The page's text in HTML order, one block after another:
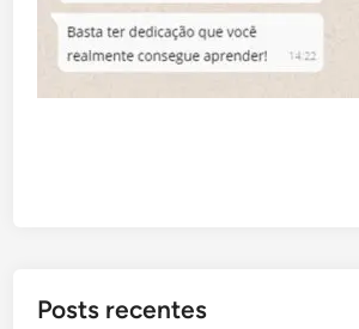
Posts recentes